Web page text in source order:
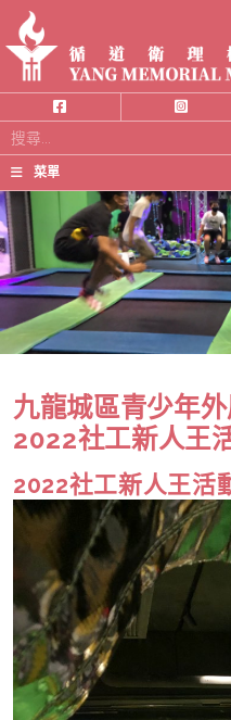
搜
尋
關
鍵
字:
菜單
九龍城區青少年
2022社工新人王
2022社工新人王活